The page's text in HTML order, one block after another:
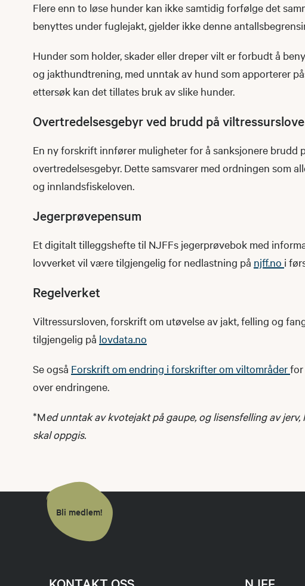
Flere enn to løse hunder kan ikke samtidig forfølge det
benyttes under fuglejakt, gjelder ikke denne
Hunder som holder, skader eller dreper vilt er forbudt å
og jakthundtrening, med unntak av hund som apporterer
ettersøk kan det tillates bruk av slike hunder.
Overtredelsesgebyr ved brudd på
En ny forskrift innfører muligheter for å sanksjonere brudd
overtredelsesgebyr. Dette samsvarer med ordningen som
og innlandsfiskeloven.
Jegerprøvepensum
Et digitalt tilleggshefte til NJFFs jegerprøvebok med
lovverket vil være tilgjengelig for nedlastning på njff.no i
Regelverket
Viltressursloven, forskrift om utøvelse av jakt, felling og
tilgjengelig på lovdata.no
Se også Forskrift om endring i forskrifter om viltområderfor
over endringene.
*Med unntak av kvotejakt på gaupe, og lisensfelling av
skal oppgis.
Bli medlem!